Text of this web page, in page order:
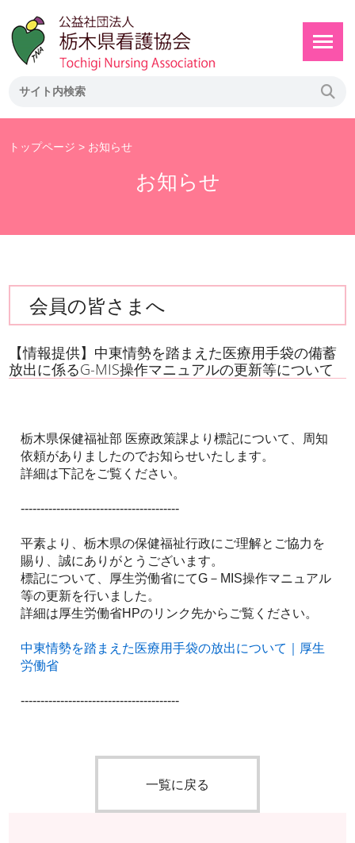
トップページ > お知らせ
お知らせ
会員の皆さまへ
【情報提供】中東情勢を踏まえた医療用手袋の備蓄
放出に係るG-MIS操作マニュアルの更新等について
栃木県保健福祉部 医療政策課より標記について、周知
依頼がありましたのでお知らせいたします。
詳細は下記をご覧ください。
----------------------------------------
平素より、栃木県の保健福祉行政にご理解とご協力を
賜り、誠にありがとうございます。
標記について、厚生労働省にてG－MIS操作マニュアル
等の更新を行いました。
詳細は厚生労働省HPのリンク先からご覧ください。
中東情勢を踏まえた医療用手袋の放出について｜厚生
労働省
----------------------------------------
一覧に戻る